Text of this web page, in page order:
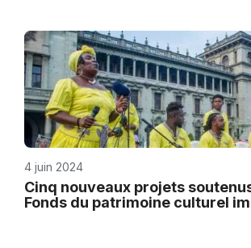
4 juin 2024
Cinq nouveaux projets
Fonds du patrimoine culturel